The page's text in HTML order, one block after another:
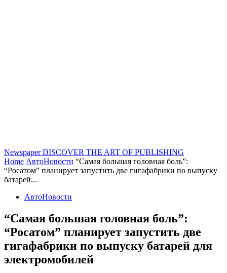
Newspaper DISCOVER THE ART OF PUBLISHING
Home АвтоНовости “Самая большая головная боль”:
“Росатом” планирует запустить две гигафабрики по выпуску
батарей...
АвтоНовости
“Самая большая головная боль”:
“Росатом” планирует запустить две
гигафабрики по выпуску батарей для
электромобилей